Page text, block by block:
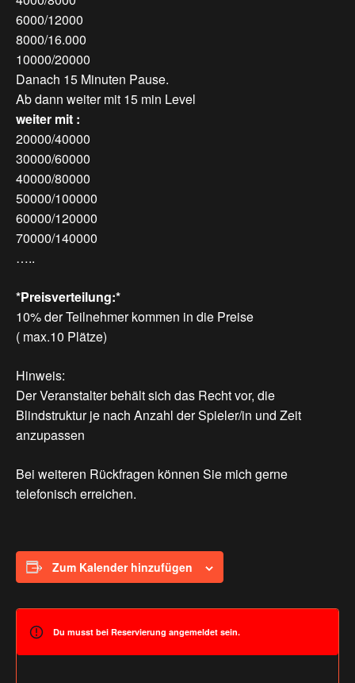
6000/12000
8000/16.000
10000/20000
Danach 15 Minuten Pause.
Ab dann weiter mit 15 min Level
weiter mit :
20000/40000
30000/60000
40000/80000
50000/100000
60000/120000
70000/140000
…..
*Preisverteilung:*
10% der Teilnehmer kommen in die Preise
( max.10 Plätze)
Hinweis:
Der Veranstalter behält sich das Recht vor, die
Blindstruktur je nach Anzahl der Spieler/in und Zeit
anzupassen
Bei weiteren Rückfragen können Sie mich gerne
telefonisch erreichen.
Zum Kalender hinzufügen
Du musst bei Reservierung angemeldet sein.